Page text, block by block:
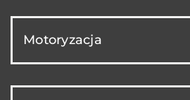
Motoryzacja